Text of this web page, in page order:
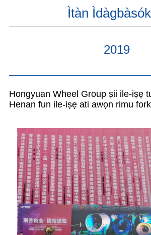
Ìtàn
2019
Hongyuan Wheel Group ṣii ile-iṣẹ
Henan fun ile-iṣẹ ati awọn rimu